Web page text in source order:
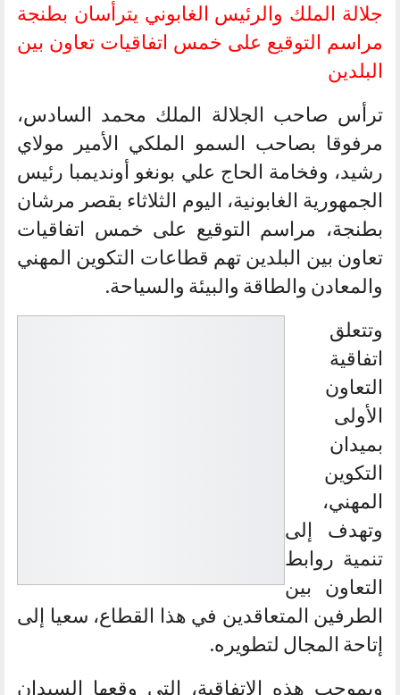
جلالة الملك والرئيس الغابوني يترأسان بطنجة
مراسم التوقيع على خمس اتفاقيات تعاون بين
البلدين
ترأس صاحب الجلالة الملك محمد السادس،
مرفوقا بصاحب السمو الملكي الأمير مولاي
رشيد، وفخامة الحاج علي بونغو أونديمبا رئيس
الجمهورية الغابونية، اليوم الثلاثاء بقصر مرشان
بطنجة، مراسم التوقيع على خمس اتفاقيات
تعاون بين البلدين تهم قطاعات التكوين المهني
والمعادن والطاقة والبيئة والسياحة.
وتتعلق
اتفاقية
التعاون
الأولى
بميدان
التكوين
المهني،
وتهدف إلى
تنمية روابط
التعاون بين
الطرفين المتعاقدين في هذا القطاع، سعيا إلى
إتاحة المجال لتطويره.
وبموجب هذه الاتفاقية، التي وقعها السيدان